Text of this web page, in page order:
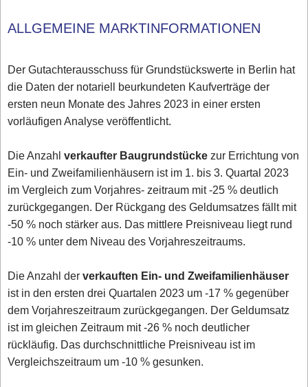
ALLGEMEINE MARKTINFORMATIONEN
Der Gutachterausschuss für Grundstückswerte in Berlin hat
die Daten der notariell beurkundeten Kaufverträge der
ersten neun Monate des Jahres 2023 in einer ersten
vorläufigen Analyse veröffentlicht.
Die Anzahlverkaufter Baugrundstückezur Errichtung von
Ein- und Zweifamilienhäusern ist im 1. bis 3. Quartal 2023
im Vergleich zum Vorjahres- zeitraum mit -25 % deutlich
zurückgegangen. Der Rückgang des Geldumsatzes fällt mit
-50 % noch stärker aus. Das mittlere Preisniveau liegt rund
-10 % unter dem Niveau des Vorjahreszeitraums.
Die Anzahl derverkauften Ein- und Zweifamilienhäuser
ist in den ersten drei Quartalen 2023 um -17 % gegenüber
dem Vorjahreszeitraum zurückgegangen. Der Geldumsatz
ist im gleichen Zeitraum mit -26 % noch deutlicher
rückläufig. Das durchschnittliche Preisniveau ist im
Vergleichszeitraum um -10 % gesunken.